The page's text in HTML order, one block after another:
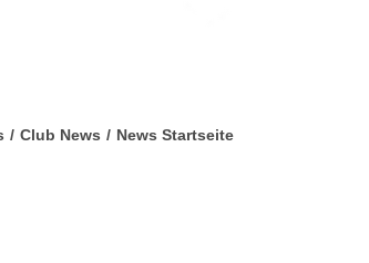
/ Club News / News Startseite